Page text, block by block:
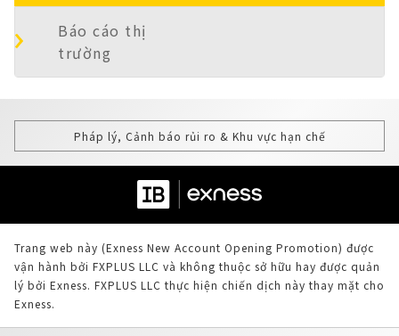
Báo cáo thị
trường
Pháp lý, Cảnh báo rủi ro & Khu vực hạn chế
Trang web này (Exness New Account Opening Promotion) được
vận hành bởi FXPLUS LLC và không thuộc sở hữu hay được quản
lý bởi Exness. FXPLUS LLC thực hiện chiến dịch này thay mặt cho
Exness.